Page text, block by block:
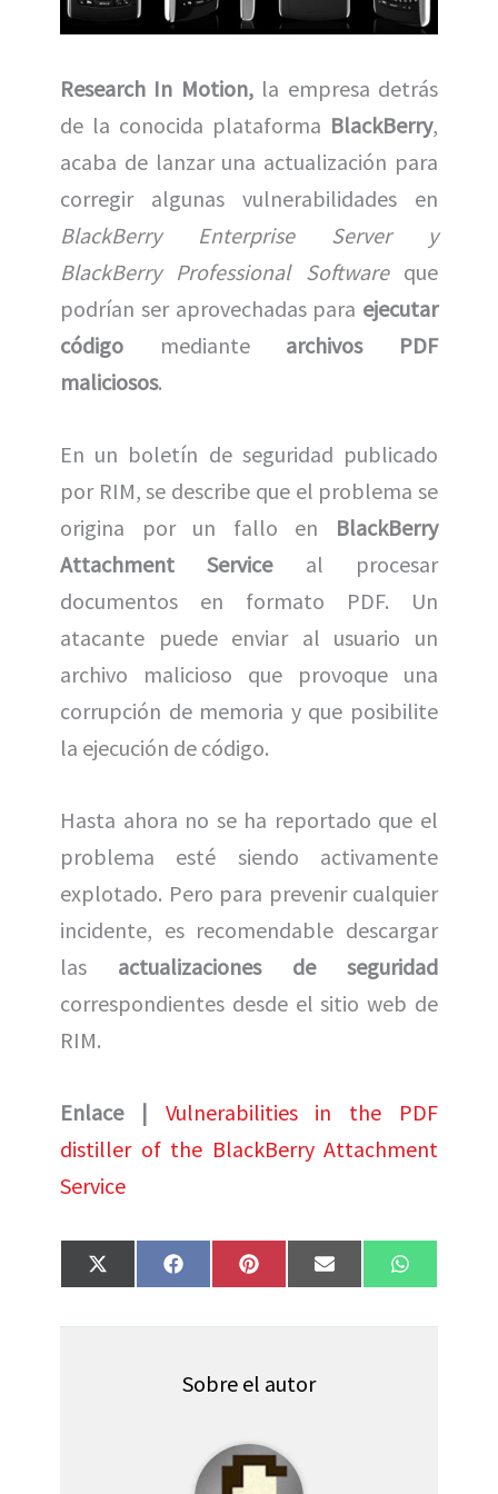
Research In Motion,la empresa detrás
de la conocida plataforma BlackBerry,
acaba de lanzar una actualización para
corregir algunas vulnerabilidades en
BlackBerry Enterprise Server y
BlackBerry Professional Softwareque
podrían ser aprovechadas para ejecutar
código mediante archivos PDF
maliciosos.
En un boletín de seguridad publicado
por RIM, se describe que el problema se
origina por un fallo en BlackBerry
Attachment Serviceal procesar
documentos en formato PDF. Un
atacante puede enviar al usuario un
archivo malicioso que provoque una
corrupción de memoria y que posibilite
la ejecución de código.
Hasta ahora no se ha reportado que el
problema esté siendo activamente
explotado. Pero para prevenir cualquier
incidente, es recomendable descargar
las actualizaciones de seguridad
correspondientes desde el sitio web de
RIM.
Enlace |
Vulnerabilities in the PDF
distiller of the BlackBerry Attachment
Service
Compartir
en
X
(
w
Compartir
en
F
a
e
o
k
Compartir
en
P
i
t
e
s
Compartir
en
E
m
i
Compartir
en
W
h
t
Sobre el autor